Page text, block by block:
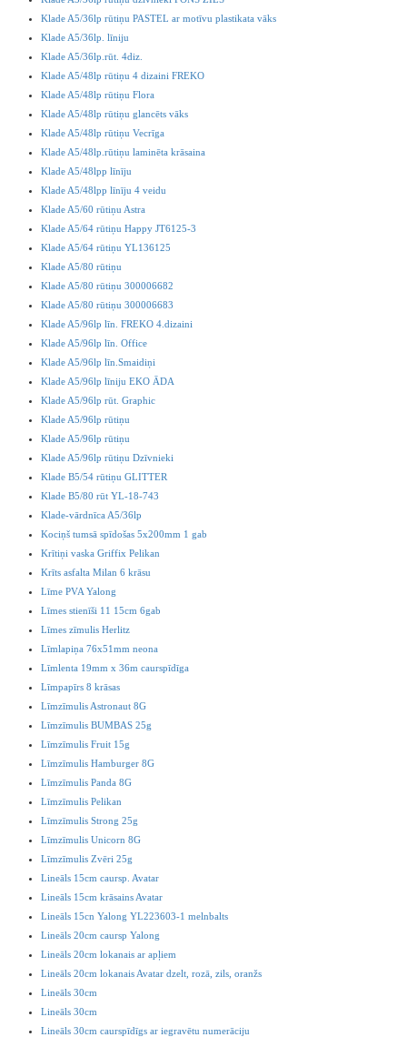
Klade A5/36lp rūtiņu PASTEL ar motīvu plastikata vāks
Klade A5/36lp. līniju
Klade A5/36lp.rūt. 4diz.
Klade A5/48lp rūtiņu 4 dizaini FREKO
Klade A5/48lp rūtiņu Flora
Klade A5/48lp rūtiņu glancēts vāks
Klade A5/48lp rūtiņu Vecrīga
Klade A5/48lp.rūtiņu laminēta krāsaina
Klade A5/48lpp līnīju
Klade A5/48lpp līnīju 4 veidu
Klade A5/60 rūtiņu Astra
Klade A5/64 rūtiņu Happy JT6125-3
Klade A5/64 rūtiņu YL136125
Klade A5/80 rūtiņu
Klade A5/80 rūtiņu 300006682
Klade A5/80 rūtiņu 300006683
Klade A5/96lp līn. FREKO 4.dizaini
Klade A5/96lp līn. Office
Klade A5/96lp līn.Smaidiņi
Klade A5/96lp līniju EKO ĀDA
Klade A5/96lp rūt. Graphic
Klade A5/96lp rūtiņu
Klade A5/96lp rūtiņu
Klade A5/96lp rūtiņu Dzīvnieki
Klade B5/54 rūtiņu GLITTER
Klade B5/80 rūt YL-18-743
Klade-vārdnīca A5/36lp
Kociņš tumsā spīdošas 5x200mm 1 gab
Krītiņi vaska Griffix Pelikan
Krīts asfalta Milan 6 krāsu
Līme PVA Yalong
Līmes stienīši 11 15cm 6gab
Līmes zīmulis Herlitz
Līmlapiņa 76x51mm neona
Līmlenta 19mm x 36m caurspīdīga
Līmpapīrs 8 krāsas
Līmzīmulis Astronaut 8G
Līmzīmulis BUMBAS 25g
Līmzīmulis Fruit 15g
Līmzīmulis Hamburger 8G
Līmzīmulis Panda 8G
Līmzīmulis Pelikan
Līmzīmulis Strong 25g
Līmzīmulis Unicorn 8G
Līmzīmulis Zvēri 25g
Lineāls 15cm caursp. Avatar
Lineāls 15cm krāsains Avatar
Lineāls 15cn Yalong YL223603-1 melnbalts
Lineāls 20cm caursp Yalong
Lineāls 20cm lokanais ar apļiem
Lineāls 20cm lokanais Avatar dzelt, rozā, zils, oranžs
Lineāls 30cm
Lineāls 30cm
Lineāls 30cm caurspīdīgs ar iegravētu numerāciju